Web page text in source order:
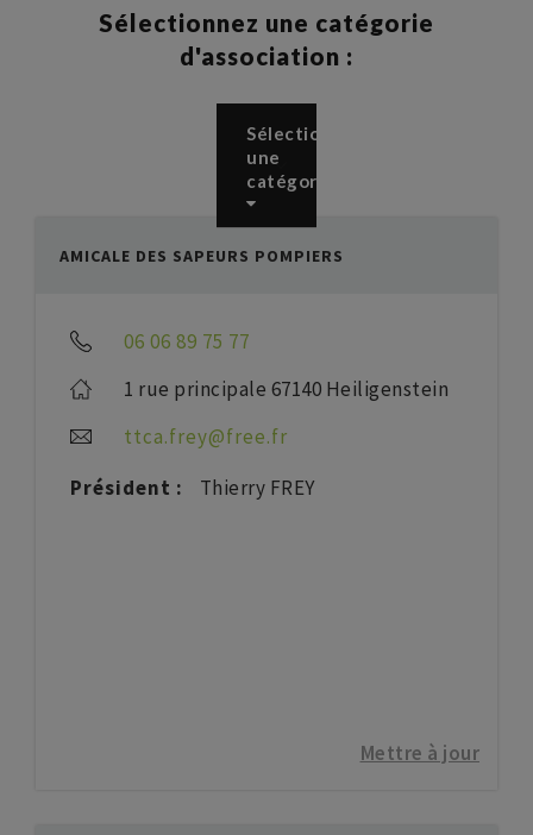
Sélectionnez une catégorie
d'association :
Sélectionnez
une
catégorie
AMICALE DES SAPEURS POMPIERS
06 06 89 75 77
1 rue principale 67140 Heiligenstein
ttca.frey@free.fr
Président :
Thierry FREY
Mettre à jour